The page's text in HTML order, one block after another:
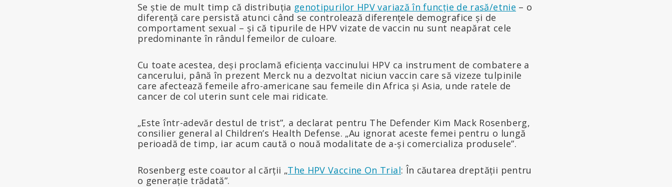
Se știe de mult timp că distribuția genotipurilor HPV variază în funcție de rasă/etnie – o
diferență care persistă atunci când se controlează diferențele demografice și de
comportament sexual – și că tipurile de HPV vizate de vaccin nu sunt neapărat cele
predominante în rândul femeilor de culoare.
Cu toate acestea, deși proclamă eficiența vaccinului HPV ca instrument de combatere a
cancerului, până în prezent Merck nu a dezvoltat niciun vaccin care să vizeze tulpinile
care afectează femeile afro-americane sau femeile din Africa și Asia, unde ratele de
cancer de col uterin sunt cele mai ridicate.
„Este într-adevăr destul de trist”, a declarat pentru The Defender Kim Mack Rosenberg,
consilier general al Children’s Health Defense. „Au ignorat aceste femei pentru o lungă
perioadă de timp, iar acum caută o nouă modalitate de a-și comercializa produsele”.
Rosenberg este coautor al cărții „The HPV Vaccine On Trial: În căutarea dreptății pentru
o generație trădată”.